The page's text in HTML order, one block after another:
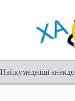
Найкумедніші